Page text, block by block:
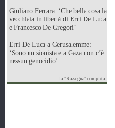
Giuliano Ferrara: ‘Che bella cosa la
vecchiaia in libertà di Erri De Luca
e Francesco De Gregori’
Erri De Luca a Gerusalemme:
‘Sono un sionista e a Gaza non c’è
nessun genocidio’
la "Rassegna" completa